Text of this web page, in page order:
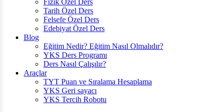
Fizik Özel Ders
Tarih Özel Ders
Felsefe Özel Ders
Edebiyat Özel Ders
Blog
Eğitim Nedir? Eğitim Nasıl Olmalıdır?
YKS Ders Programı
Ders Nasıl Çalışılır?
Araçlar
TYT Puan ve Sıralama Hesaplama
YKS Geri sayacı
YKS Tercih Robotu